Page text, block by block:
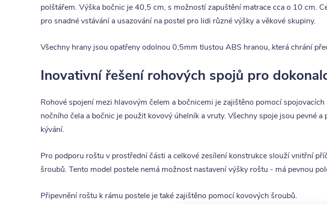
polštářem. Výška bočnic je 40,5 cm, s možností zapuštění matrace cca o 10 cm.
pro snadné vstávání a usazování na postel pro lidi různé výšky a věkové skupiny.
Všechny hrany jsou opatřeny odolnou 0,5mm tlustou ABS hranou, která chrání
Inovativní řešení rohových spojů pro
Rohové spojení mezi hlavovým čelem a bočnicemi je zajištěno pomocí
nočního čela a bočnic je použit kovový úhelník a vruty. Všechny spoje jsou pevné
kývání.
Pro podporu roštu v prostřední části a celkové zesílení konstrukce slouží vnitřní
šroubů. Tento model postele nemá možnost nastavení výšky roštu - má pevnou
Připevnění roštu k rámu postele je také zajištěno pomocí kovových šroubů.